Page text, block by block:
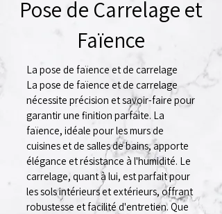
Pose de Carrelage et
Faïence
La pose de faïence et de carrelage
La pose de faïence et de carrelage
nécessite précision et savoir-faire pour
garantir une finition parfaite. La
faïence, idéale pour les murs de
cuisines et de salles de bains, apporte
élégance et résistance à l'humidité. Le
carrelage, quant à lui, est parfait pour
les sols intérieurs et extérieurs, offrant
robustesse et facilité d'entretien. Que